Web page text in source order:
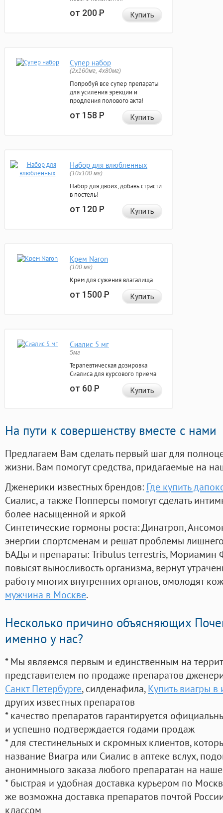
от 200Р Купить
Супер набор
(2х160мг, 4х80мг)
Попробуй все супер препараты
для усиления эрекции и
продления полового акта!
от 158Р Купить
Набор для влюбленных
(10х100 мг)
Набор для двоих, добавь страсти
в постель!
от 120Р Купить
Крем Naron
(100 мг)
Крем для сужения влагалища
от 1500Р Купить
Сиалис 5 мг
5мг
Терапевтическая дозировка
Сиалиса для курсового приема
от 60Р Купить
На пути к совершенству вместе с нами
Предлагаем Вам сделать первый шаг для
жизни. Вам помогут средства, придагаемые на
Дженерики известных брендов: Где купить
Сиалис, а также Попперсы помогут сделать
более насыщенной и яркой
Синтетические гормоны роста: Динатроп,
энергии спортсменам и решат проблемы
БАДы и препараты:Tribulus terrestris, Мориамин
повысят выносливость организма, вернут
работу многих внутренних органов, омолодят
мужчина в Москве.
Несколько причино объясняющих
именно у нас?
* Мы являемся первым и единственным на
представителем по продаже препаратов
Санкт Петербурге, силденафила, Купить виагры в
других известных препаратов
* качество препаратов гарантируется
и успешно подтверждается годами продаж
* для стестинельных и скромных клиентов,
название Виагра или Сиалис в аптеке вслух,
анонимныого заказа любого препаратан на
* быстрая и удобная доставка курьером по
же возможна доставка препаратов почтой
классом